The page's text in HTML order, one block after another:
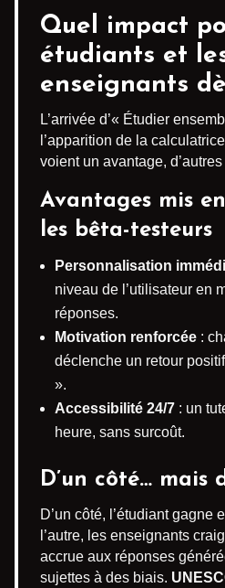
Quel impact
étudiants et
enseignants
L’arrivée d’« Étudier
l’apparition de la
voient un avantage,
Avantages mis
les bêta-testeurs
Personnalisation
niveau de l’utilisateur en
réponses.
Motivation renforcée :
déclenche un retour
».
Accessibilité 24/7 : un
heure, sans surcoût.
D’un côté… mais
D’un côté, l’étudiant gagne
l’autre, les enseignants
accrue aux réponses
sujettes à des biais.